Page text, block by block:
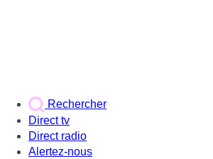
Rechercher
Direct tv
Direct radio
Alertez-nous